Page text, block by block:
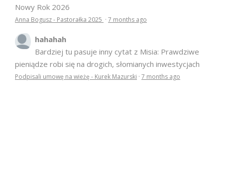
Nowy Rok 2026
Anna Bogusz - Pastorałka 2025 · 7 months ago
hahahah
Bardziej tu pasuje inny cytat z Misia: Prawdziwe
pieniądze robi się na drogich, słomianych inwestycjach
Podpisali umowę na wieżę - Kurek Mazurski · 7 months ago